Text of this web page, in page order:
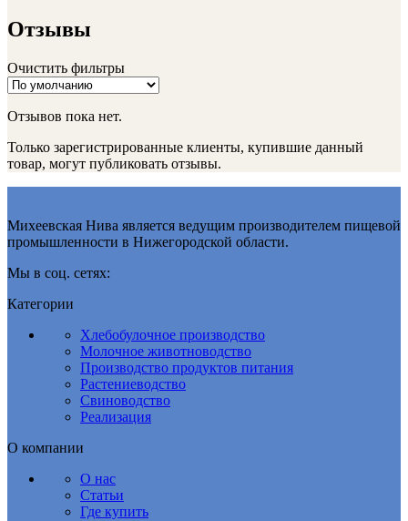
Отзывы
Очистить фильтры
Отзывов пока нет.
Только зарегистрированные клиенты, купившие данный
товар, могут публиковать отзывы.
Михеевская Нива является ведущим производителем пищевой
промышленности в Нижегородской области.
Мы в соц. сетях:
Категории
Хлебобулочное производство
Молочное животноводство
Производство продуктов питания
Растениеводство
Свиноводство
Реализация
О компании
О нас
Статьи
Где купить